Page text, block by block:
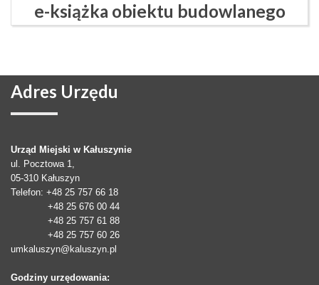
e-książka obiektu budowlanego
Adres Urzędu
Urząd Miejski w Kałuszynie
ul. Pocztowa 1,
05-310 Kałuszyn
Telefon: +48 25 757 66 18
+48 25 676 00 44
+48 25 757 61 88
+48 25 757 60 26
umkaluszyn@kaluszyn.pl
Godziny urzędowania: